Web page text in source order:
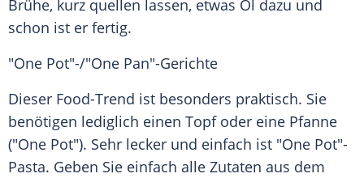
Brühe, kurz quellen lassen, etwas Öl dazu und
schon ist er fertig.
"One Pot"-/"One Pan"-Gerichte
Dieser Food-Trend ist besonders praktisch. Sie
benötigen lediglich einen Topfoder eine Pfanne
("One Pot"). Sehr lecker und einfach ist "One Pot"-
Pasta. Geben Sie einfach alle Zutaten aus dem